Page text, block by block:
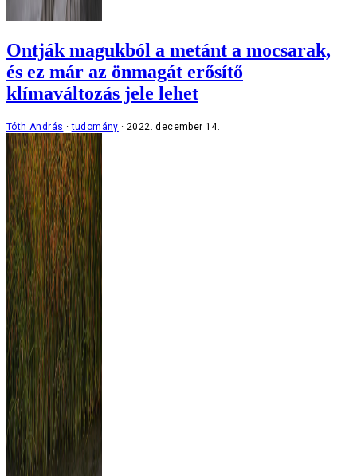
Ontják magukból a metánt a mocsarak,
és ez már az önmagát erősítő
klímaváltozás jele lehet
Tóth András tudomány 2022. december 14.